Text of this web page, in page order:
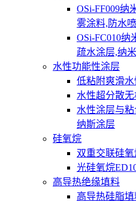
OSi-FF009纳
雾涂料,防水喷
OSi-FC010纳
疏水涂层,纳米
水性功能性涂层
低粘附爽滑
水性超分散
水性涂层与
纳斯涂层
硅氧烷
双重交联硅
光硅氧烷
高导热绝缘填料
高导热硅脂填